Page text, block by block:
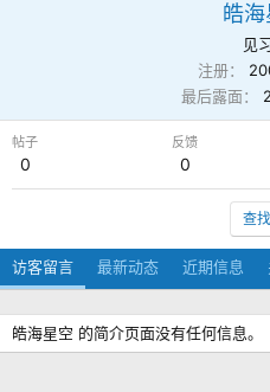
皓
见
注册
最后露面
帖子
0
反馈
0
查找
访客留言 最新动态 近期信息
皓海星空 的简介页面没有任何信息。